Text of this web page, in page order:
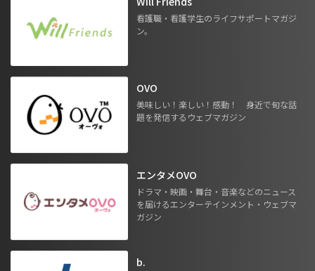
看護職・看護学生のライフサポートマガジ
ン。
OVO
美味しい！楽しい！感動！ 身近で旬な話
題を発信するウェブマガジン
エンタメOVO
ドラマ・映画・舞台・音楽などのニュース
を届けるエンターテインメント・ウェブマ
ガジン
b.